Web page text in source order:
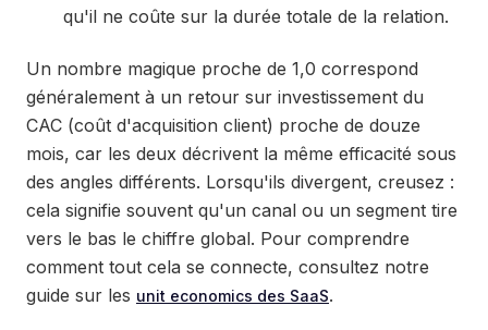
qu'il ne coûte sur la durée totale de la relation.
Un nombre magique proche de 1,0 correspond
généralement à un retour sur investissement du
CAC (coût d'acquisition client) proche de douze
mois, car les deux décrivent la même efficacité sous
des angles différents. Lorsqu'ils divergent, creusez :
cela signifie souvent qu'un canal ou un segment tire
vers le bas le chiffre global. Pour comprendre
comment tout cela se connecte, consultez notre
guide sur les unit economics des SaaS.